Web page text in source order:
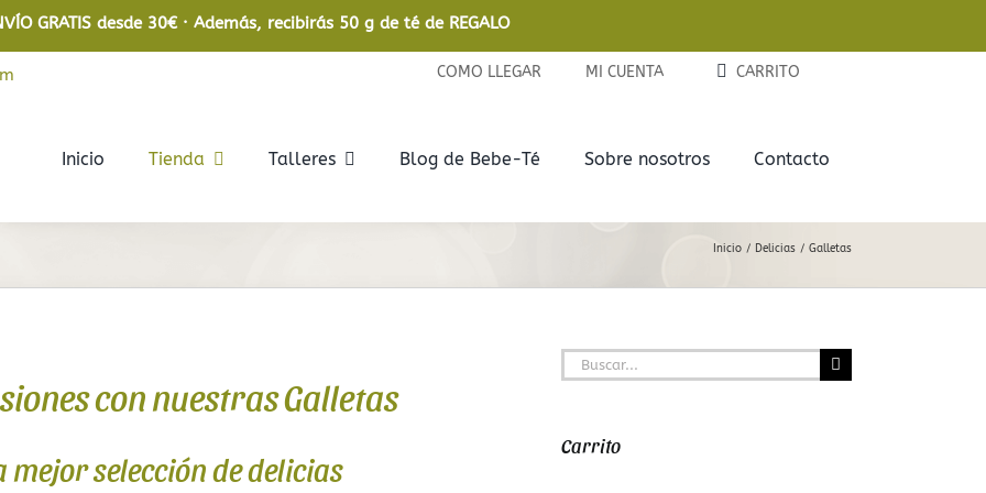
GRATIS desde 30€ · Además, recibirás 50 g de té de REGALO
COMO LLEGAR MI CUENTA CARRITO
Inicio Tienda
Rooibos De frutas
Relajantes
Tazas y Termos
Delicias
Chocolates
Talleres Blog de Bebe-Té Sobre nosotros Contacto
Inicio Delicias Galletas
con nuestras Galletas
mejor selección de delicias
Buscar:
Carrito